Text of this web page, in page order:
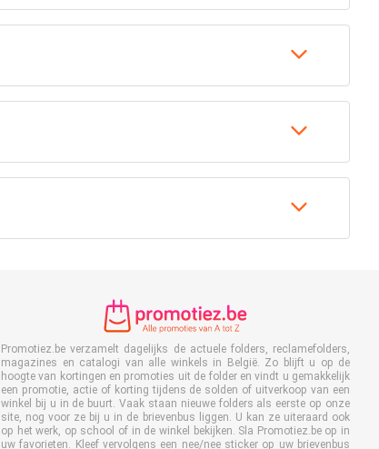
Promotiez.be verzamelt dagelijks de actuele folders, reclamefolders,
magazines en catalogi van alle winkels in België. Zo blijft u op de
hoogte van kortingen en promoties uit de folder en vindt u gemakkelijk
een promotie, actie of korting tijdens de solden of uitverkoop van een
winkel bij u in de buurt. Vaak staan nieuwe folders als eerste op onze
site, nog voor ze bij u in de brievenbus liggen. U kan ze uiteraard ook
op het werk, op school of in de winkel bekijken. Sla Promotiez.be op in
uw favorieten. Kleef vervolgens een nee/nee sticker op uw brievenbus